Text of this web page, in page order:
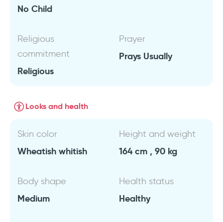
No Child
Religious
commitment
Religious
Prayer
Prays Usually
Looks and health
Skin color
Wheatish whitish
Height and weight
164 cm , 90 kg
Body shape
Medium
Health status
Healthy